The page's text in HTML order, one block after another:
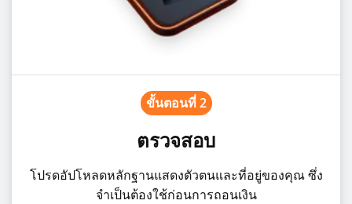
ขั้นตอนที่ 2
ตรวจสอบ
โปรดอัปโหลดหลักฐานแสดงตัวตนและที่อยู่ของคุณ ซึ่ง
จำเป็นต้องใช้ก่อนการถอนเงิน